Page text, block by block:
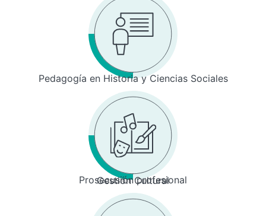
Pedagogía en Historia y Ciencias Sociales
Prosecusión profesional
Gestión Cultural